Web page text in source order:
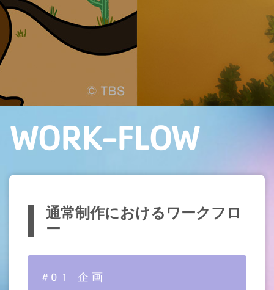
WORK-FLOW
通常制作におけるワークフロ
ー
#01 企画